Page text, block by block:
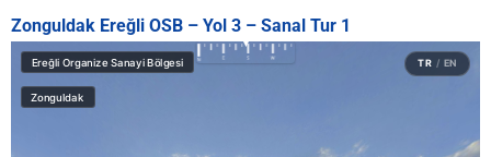
Zonguldak Ereğli OSB – Yol 3 – Sanal Tur 1